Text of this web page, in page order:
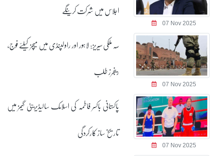
07 Nov 2025
اجلاس میں شرکت کرینگے
07 Nov 2025
سہ ملکی سیریز: لاہور اور راولپنڈی میں میچز کیلئے فوج،
رینجرز طلب
07 Nov 2025
پاکستانی باکسر فاطمہ کی اسلامک سالیڈیریٹی گیمز میں
تاریخ ساز کارکردگی